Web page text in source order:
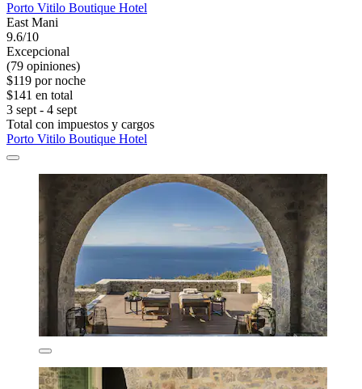
Porto Vitilo Boutique Hotel
East Mani
9.6/10
Excepcional
(79 opiniones)
$119 por noche
$141 en total
3 sept - 4 sept
Total con impuestos y cargos
Porto Vitilo Boutique Hotel